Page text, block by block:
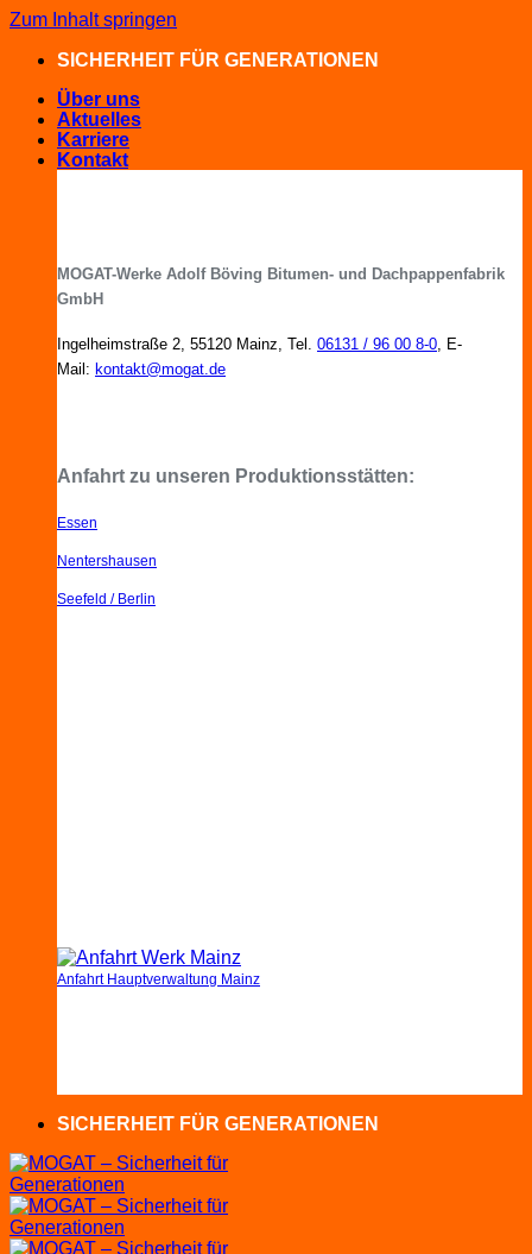
Zum Inhalt springen
SICHERHEIT FÜR GENERATIONEN
Über uns
Aktuelles
Karriere
Kontakt
MOGAT-Werke Adolf Böving Bitumen- und Dachpappenfabrik
GmbH
Ingelheimstraße 2, 55120 Mainz, Tel. 06131 / 96 00 8-0, E-
Mail: kontakt@mogat.de
Anfahrt zu unseren Produktionsstätten:
Essen
Nentershausen
Seefeld / Berlin
Anfahrt Hauptverwaltung Mainz
SICHERHEIT FÜR GENERATIONEN